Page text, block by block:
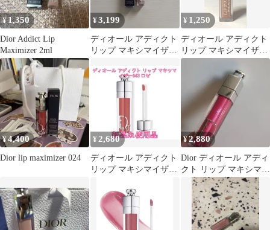
¥1,350
Dior Addict Lip
Maximizer 2ml
¥3,199
ディオール アディクト
リップ マキシマイザー
¥ 1,250
ディオール アディクト
リップ マキシマイザー
105 コッパーゴールド
¥4,400
Dior lip maximizer 024
¥ 2,680
ディオール アディクト
リップ マキシマイザー
¥2,880
Dior ディオール アディ
クト リップ マキシマイ
ザー 005